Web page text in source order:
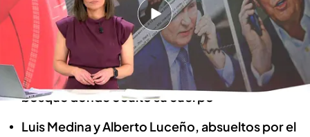
Los equipos de rescate encuentran a los dos
desaparecidos por la borrasca Laurence
El marido de Andrea guía a la Policía hasta el
bosque donde ocultó su cuerpo
Luis Medina y Alberto Luceño, absueltos por el